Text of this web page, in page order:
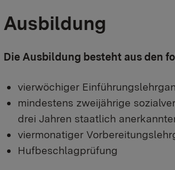
Ausbildung
​Die Ausbildung besteht aus den
vierwöchiger
mindestens zweijährige
drei Jahren staatlich
viermonatiger
Hufbeschlagprüfung